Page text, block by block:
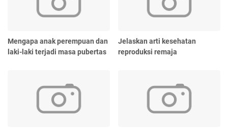
Mengapa anak perempuan dan
laki-laki terjadi masa pubertas
Jelaskan arti kesehatan
reproduksi remaja